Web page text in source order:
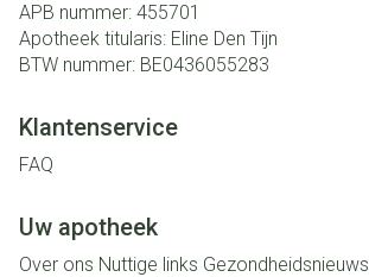
APB nummer: 455701
Apotheek titularis: Eline Den Tijn
BTW nummer: BE0436055283
Klantenservice
FAQ
Uw apotheek
Over ons Nuttige links Gezondheidsnieuws